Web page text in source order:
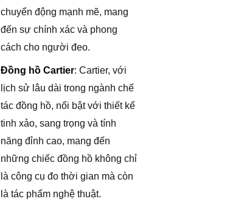
chuyển động mạnh mẽ, mang
đến sự chính xác và phong
cách cho người đeo.
Đồng hồ Cartier: Cartier, với
lịch sử lâu dài trong ngành chế
tác đồng hồ, nổi bật với thiết kế
tinh xảo, sang trọng và tính
năng đỉnh cao, mang đến
những chiếc đồng hồ không chỉ
là công cụ đo thời gian mà còn
là tác phẩm nghệ thuật.